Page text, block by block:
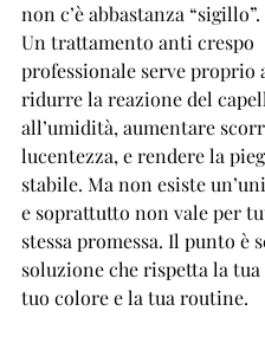
non c’è abbastanza “sigillo”.
Un trattamento anti crespo
professionale serve proprio
ridurre la reazione del
all’umidità, aumentare
lucentezza, e rendere la
stabile. Ma non esiste
e soprattutto non vale per
stessa promessa. Il punto è
soluzione che rispetta la
tuo colore e la tua routine.